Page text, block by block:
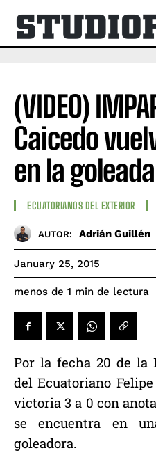
(VIDEO)
Caicedo
en la
ECUATORIANOS DEL EXTERIOR
AUTOR: Adrián Guillén
January 25, 2015
menos de 1 min de lectura
Por la fecha 20 de la
del Ecuatoriano
victoria 3 a 0 con
se encuentra en
goleadora.